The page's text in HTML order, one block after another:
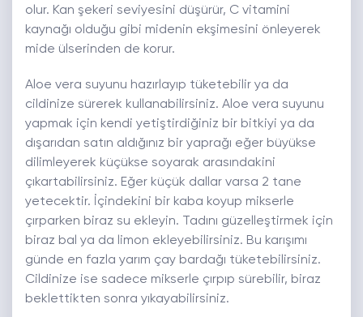
olur. Kan şekeri seviyesini düşürür, C vitamini
kaynağı olduğu gibi midenin ekşimesini önleyerek
mide ülserinden de korur.
Aloe vera suyunu hazırlayıp tüketebilir ya da
cildinize sürerek kullanabilirsiniz. Aloe vera suyunu
yapmak için kendi yetiştirdiğiniz bir bitkiyi ya da
dışarıdan satın aldığınız bir yaprağı eğer büyükse
dilimleyerek küçükse soyarak arasındakini
çıkartabilirsiniz. Eğer küçük dallar varsa 2 tane
yetecektir. İçindekini bir kaba koyup mikserle
çırparken biraz su ekleyin. Tadını güzelleştirmek için
biraz bal ya da limon ekleyebilirsiniz. Bu karışımı
günde en fazla yarım çay bardağı tüketebilirsiniz.
Cildinize ise sadece mikserle çırpıp sürebilir, biraz
beklettikten sonra yıkayabilirsiniz.